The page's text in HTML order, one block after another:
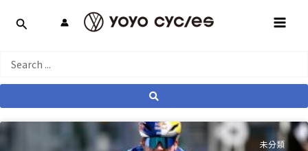
Search
未分類